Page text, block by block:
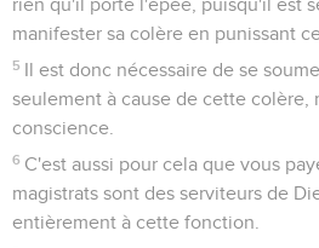
En effet, Christ n'a pas recherché
comme il est écrit, les injures de
tombées sur moi.
Or tout ce qui a été écrit d'avance
instruction afin que, par la
que donnent les Ecritures, nous
Que le Dieu de la persévérance et